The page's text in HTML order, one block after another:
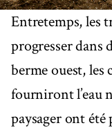
Entretemps, les
progresser dans
berme ouest,
fourniront l’eau
paysager ont été